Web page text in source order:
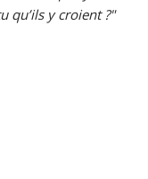
qu’ils y croient ?"